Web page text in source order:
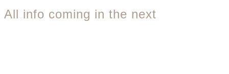
info coming in the next